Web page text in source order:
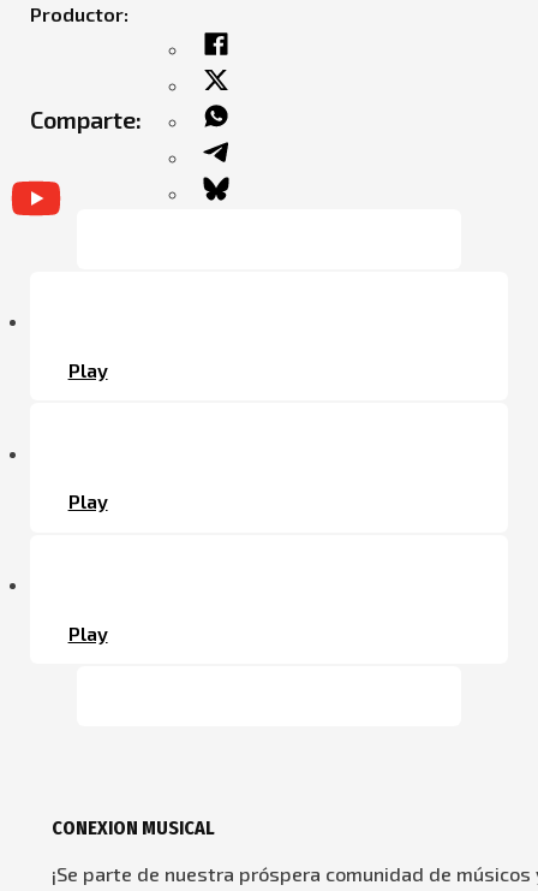
Productor:
Comparte:
Play
Play
Play
CONEXION MUSICAL
¡Se parte de nuestra próspera comunidad de